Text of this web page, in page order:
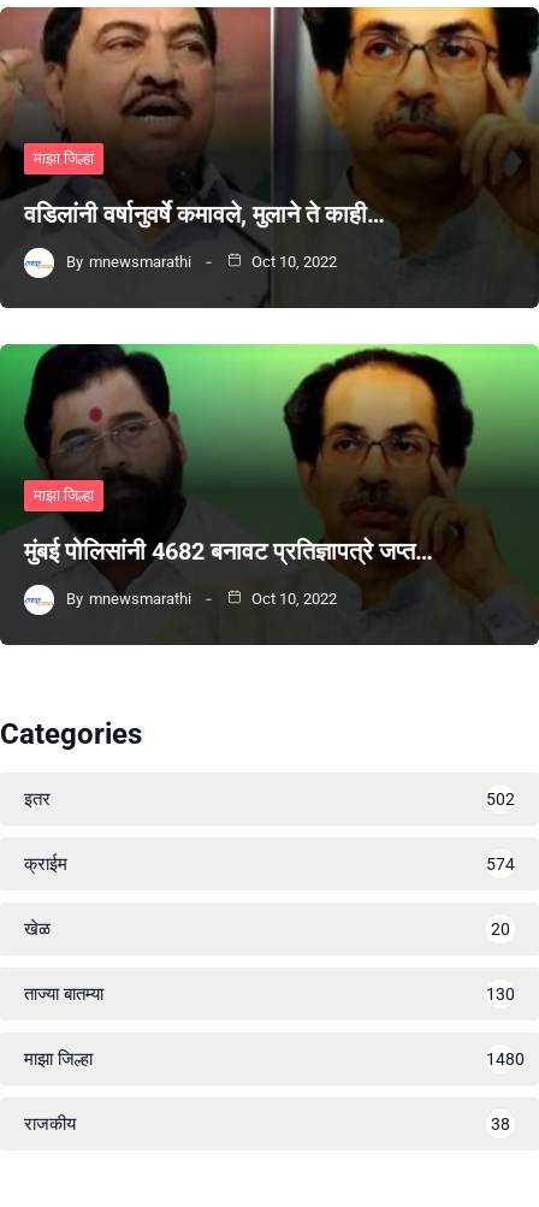
माझा जिल्हा
वडिलांनी वर्षानुवर्षे कमावले, मुलाने ते काही…
By mnewsmarathi Oct 10, 2022
माझा जिल्हा
मुंबई पोलिसांनी 4682 बनावट प्रतिज्ञापत्रे जप्त…
By mnewsmarathi Oct 10, 2022
Categories
इतर 502
क्राईम 574
खेळ 20
ताज्या बातम्या 130
माझा जिल्हा 1480
राजकीय 38